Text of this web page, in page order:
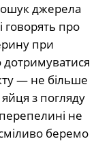
джерела
говорять про
при
— не більше
з погляду
не
беремо